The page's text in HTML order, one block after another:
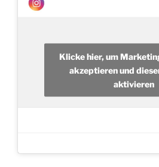
Klicke hier, um
akzeptieren und
aktivieren